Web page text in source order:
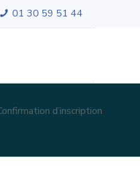
01 30 59 51 44
d’inscription